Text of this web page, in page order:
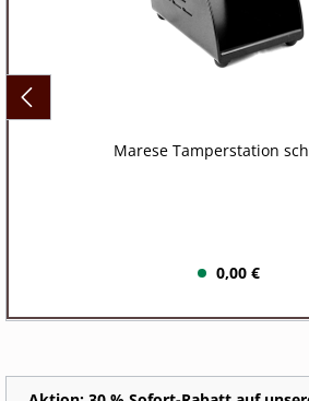
Marese Tamperstation
0,00 €